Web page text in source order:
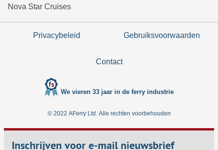
Nova Star Cruises
Privacybeleid Gebruiksvoorwaarden
Contact
We vieren 33 jaar in de ferry industrie
© 2022 AFerry Ltd. Alle rechten voorbehouden
Inschrijven voor e-mail nieuwsbrief